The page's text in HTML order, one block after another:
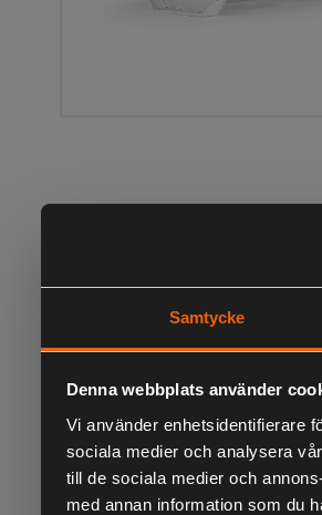
Samtycke
Denna webbplats använder
Vi använder enhetsidentifierare
sociala medier och analysera
till de sociala medier och
med annan information som du